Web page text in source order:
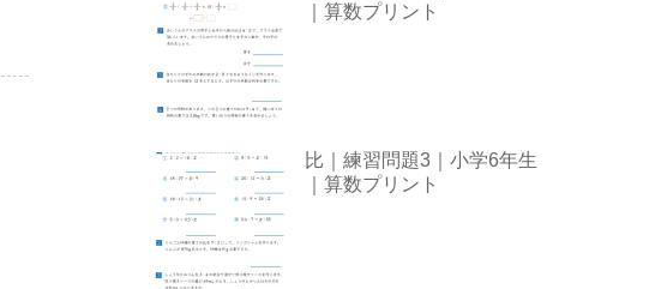
｜算数プリント
比｜練習問題3｜小学6年生
｜算数プリント